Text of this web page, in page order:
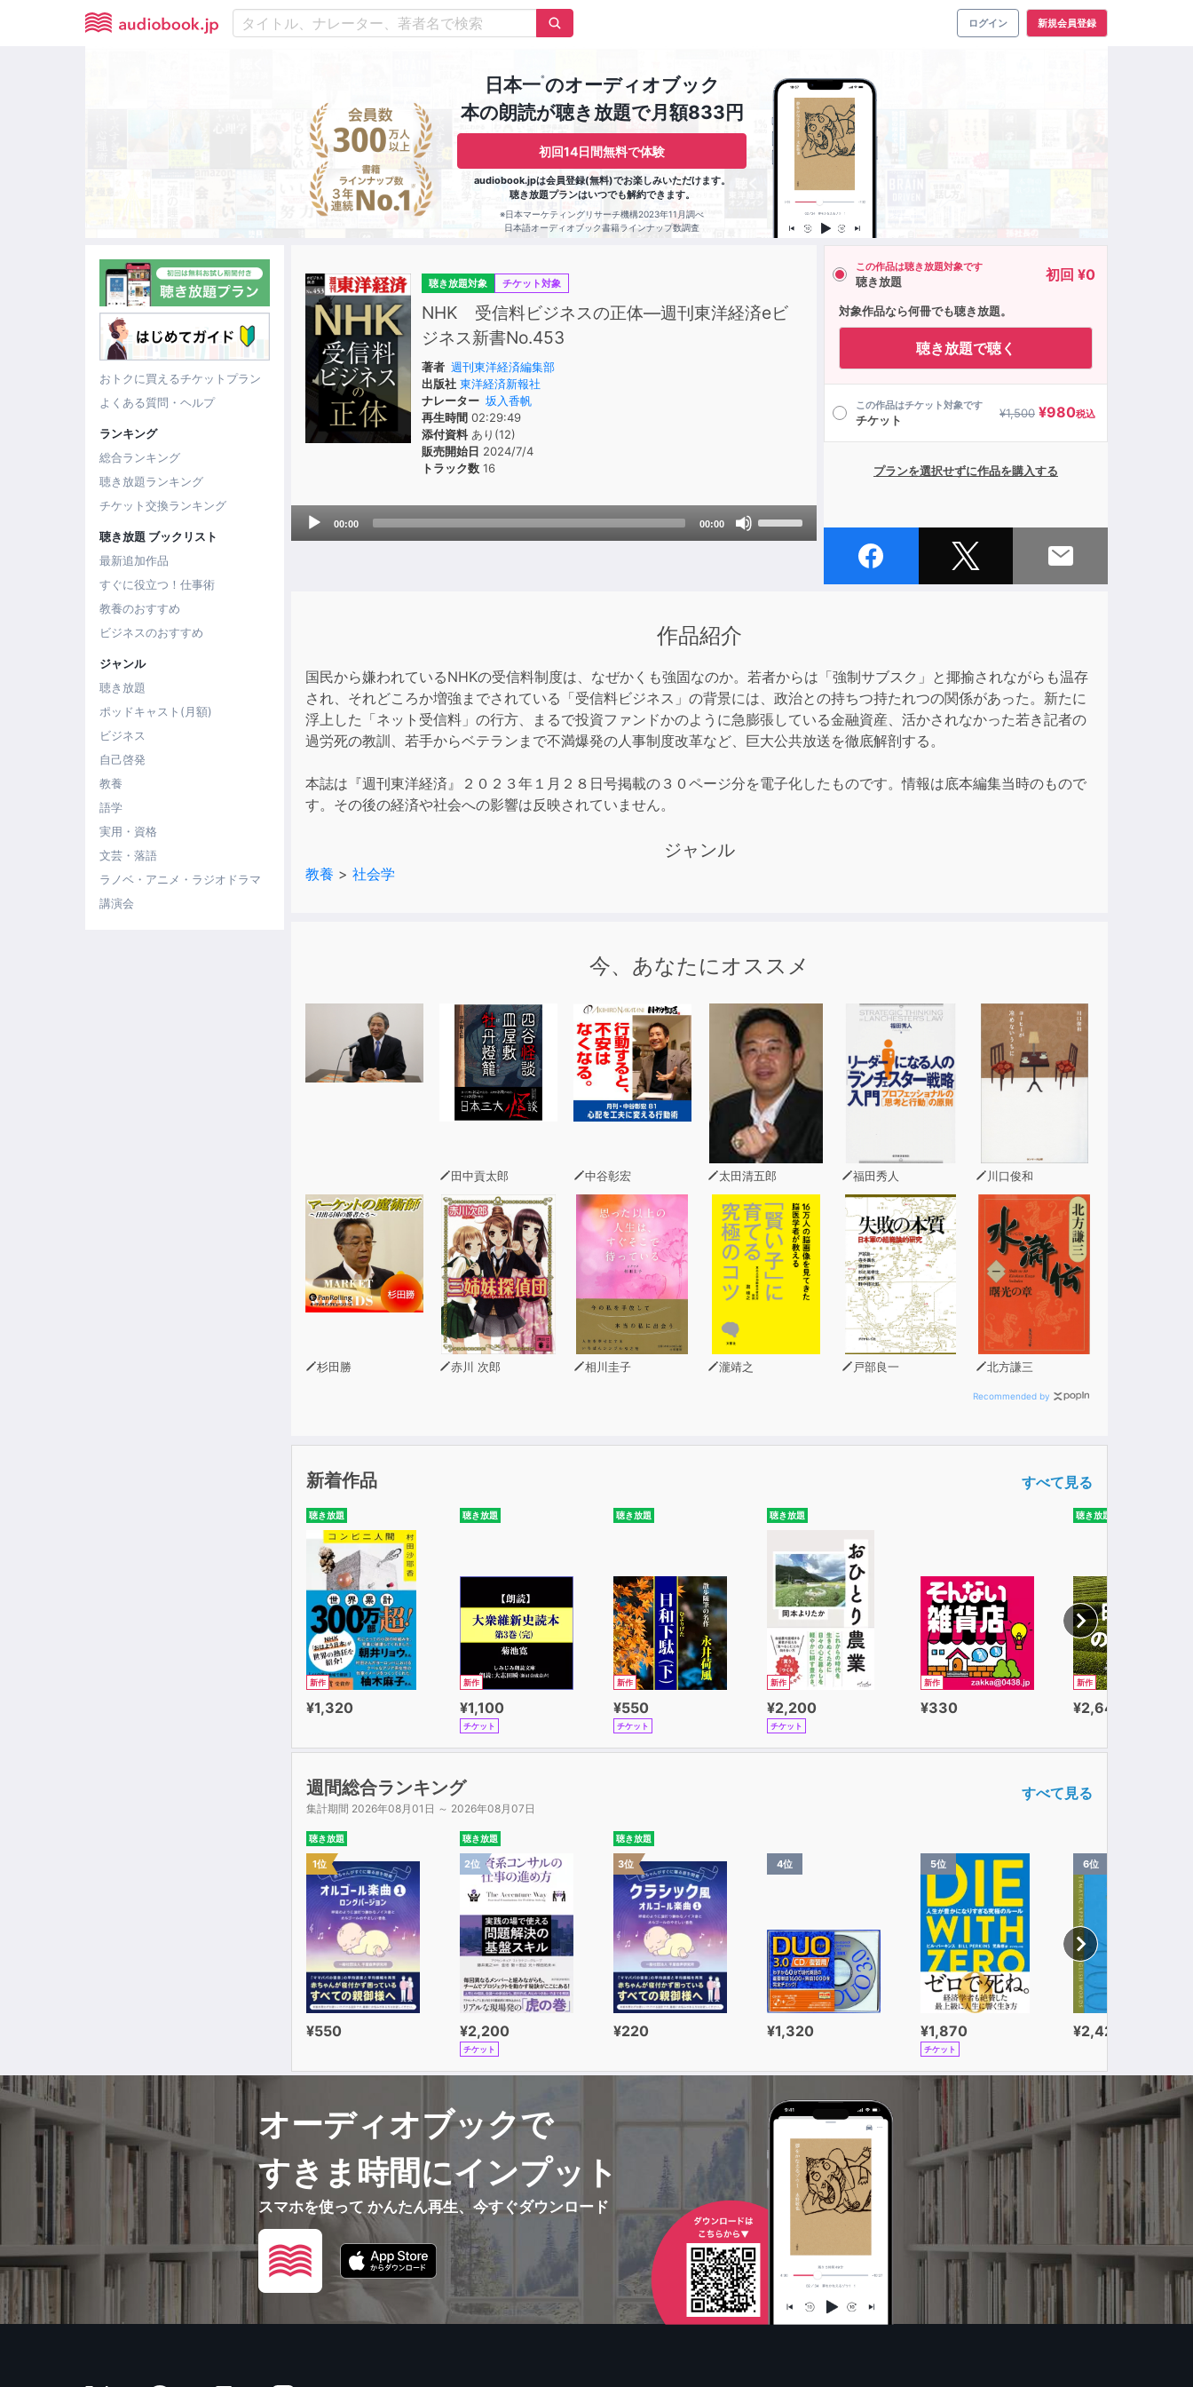
ログイン 新規会員登録
日本一※のオーディオブック
本の朗読が聴き放題で月額833円
初回14日間無料で体験
audiobook.jpは会員登録(無料)でお楽しみいただけます。
聴き放題プランはいつでも解約できます。
※日本マーケティングリサーチ機構2023年11月調べ
日本語オーディオブック書籍ラインナップ数調査
おトクに買えるチケットプラン
よくある質問・ヘルプ
ランキング
総合ランキング
聴き放題ランキング
チケット交換ランキング
聴き放題 ブックリスト
最新追加作品
すぐに役立つ！仕事術
教養のおすすめ
ビジネスのおすすめ
ジャンル
聴き放題
ポッドキャスト(月額)
ビジネス
自己啓発
教養
語学
実用・資格
文芸・落語
ラノベ・アニメ・ラジオドラマ
講演会
聴き放題対象 チケット対象
NHK 受信料ビジネスの正体―週刊東洋経済eビ
ジネス新書No.453
著者 週刊東洋経済編集部
出版社 東洋経済新報社
ナレーター 坂入香帆
再生時間 02:29:49
添付資料あり(12)
販売開始日 2024/7/4
トラック数 16
Audio
00:00 00:00
volume.
この作品は聴き放題対象です
聴き放題 初回 ¥0
対象作品なら何冊でも聴き放題。
聴き放題で聴く
この作品はチケット対象です
チケット ¥1,500 ¥980税込
プランを選択せずに作品を購入する
作品紹介
国民から嫌われているNHKの受信料制度は、なぜかくも強固なのか。若者からは「強制サブスク」と揶揄されながらも温存
され、それどころか増強までされている「受信料ビジネス」の背景には、政治との持ちつ持たれつの関係があった。新たに
浮上した「ネット受信料」の行方、まるで投資ファンドかのように急膨張している金融資産、活かされなかった若き記者の
過労死の教訓、若手からベテランまで不満爆発の人事制度改革など、巨大公共放送を徹底解剖する。
本誌は『週刊東洋経済』２０２３年１月２８日号掲載の３０ページ分を電子化したものです。情報は底本編集当時のもので
す。その後の経済や社会への影響は反映されていません。
ジャンル
教養 > 社会学
今、あなたにオススメ
田中貢太郎 中谷彰宏 太田清五郎 福田秀人 川口俊和
杉田勝 赤川 次郎 相川圭子 瀧靖之 戸部良一 北方謙三
Recommended by
新着作品 すべて見る
聴き放題
新作
¥1,320
聴き放題
新作
¥1,100
チケット
聴き放題
新作
¥550
チケット
聴き放題
新作
¥2,200
チケット
新作
¥330
聴き放題
新作
¥2,640
週間総合ランキング
集計期間 2026年08月01日 ～ 2026年08月07日
すべて見る
聴き放題
1位
¥550
聴き放題
2位
¥2,200
チケット
聴き放題
3位
¥220
4位
¥1,320
5位
¥1,870
チケット
6位
¥2,420
オーディオブックで
すきま時間にインプット
スマホを使って かんたん再生、今すぐダウンロード